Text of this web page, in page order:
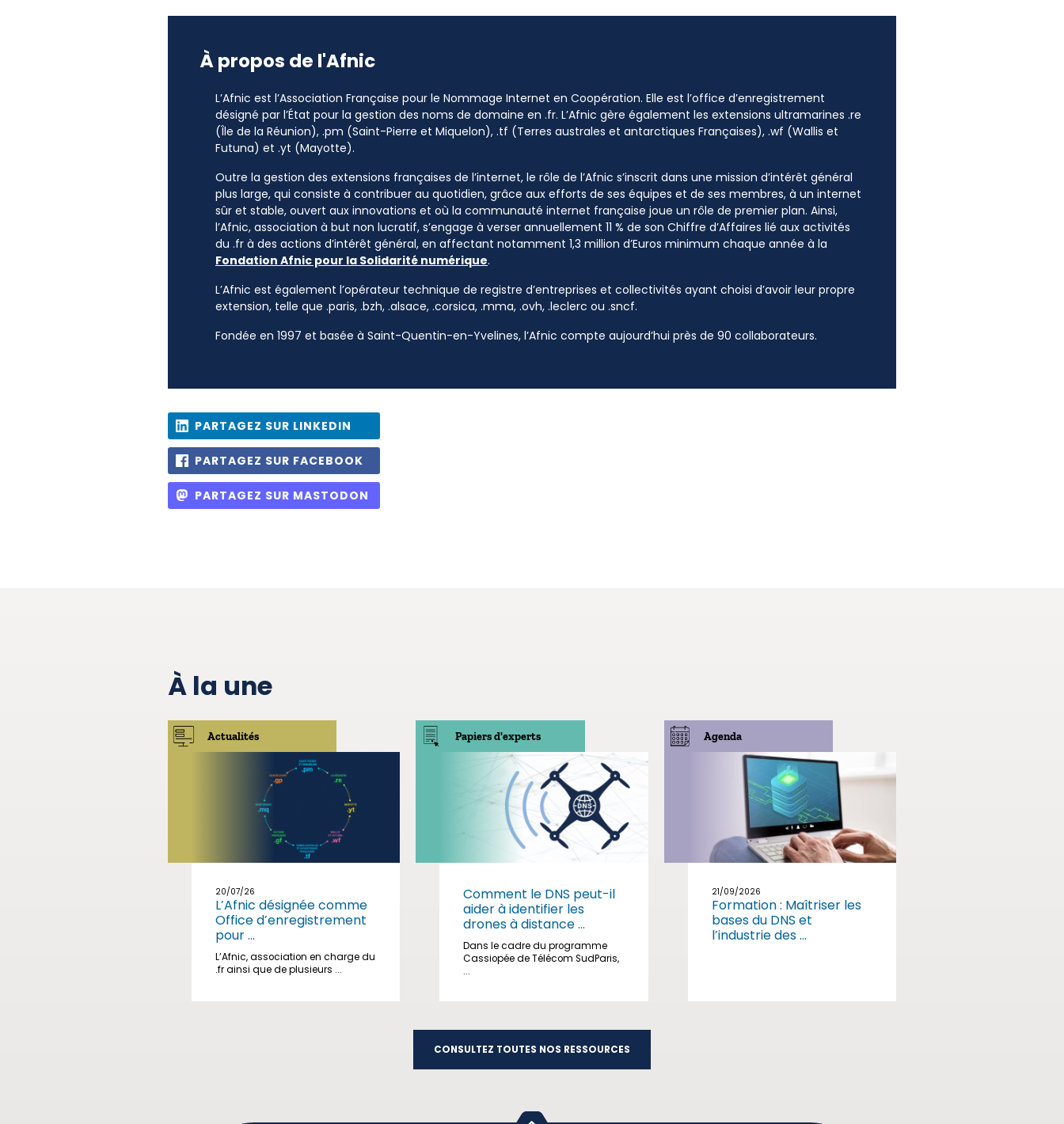
À propos de l'Afnic
L’Afnic est l’Association Française pour le Nommage Internet en Coopération. Elle est l’office d’enregistrement
désigné par l’État pour la gestion des noms de domaine en .fr. L’Afnic gère également les extensions ultramarines .re
(Île de la Réunion), .pm (Saint-Pierre et Miquelon), .tf (Terres australes et antarctiques Françaises), .wf (Wallis et
Futuna) et .yt (Mayotte).
Outre la gestion des extensions françaises de l’internet, le rôle de l’Afnic s’inscrit dans une mission d’intérêt général
plus large, qui consiste à contribuer au quotidien, grâce aux efforts de ses équipes et de ses membres, à un internet
sûr et stable, ouvert aux innovations et où la communauté internet française joue un rôle de premier plan. Ainsi,
l’Afnic, association à but non lucratif, s’engage à verser annuellement 11 % de son Chiffre d’Affaires lié aux activités
du .fr à des actions d’intérêt général, en affectant notamment 1,3 million d’Euros minimum chaque année à la
Fondation Afnic pour la Solidarité numérique.
L’Afnic est également l’opérateur technique de registre d’entreprises et collectivités ayant choisi d’avoir leur propre
extension, telle que .paris, .bzh, .alsace, .corsica, .mma, .ovh, .leclerc ou .sncf.
Fondée en 1997 et basée à Saint-Quentin-en-Yvelines, l’Afnic compte aujourd’hui près de 90 collaborateurs.
PARTAGEZ SUR LINKEDIN
PARTAGEZ SUR FACEBOOK
PARTAGEZ SUR MASTODON
À la une
Actualités
20/07/26
L’Afnic désignée comme
Office d’enregistrement
pour ...
L’Afnic, association en charge du
.fr ainsi que de plusieurs ...
Papiers d'experts
Comment le DNS peut-il
aider à identifier les
drones à distance ...
Dans le cadre du programme
Cassiopée de Télécom SudParis,
...
Agenda
21/09/2026
Formation : Maîtriser les
bases du DNS et
l’industrie des ...
CONSULTEZ TOUTES NOS RESSOURCES